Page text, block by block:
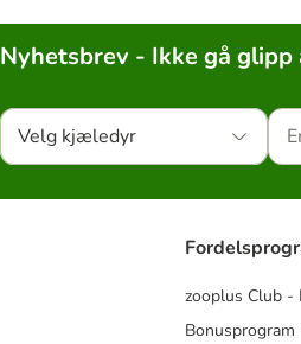
Nyhetsbrev - Ikke gå
Velg kjæledyr
zooplus Club -
Bonusprogram